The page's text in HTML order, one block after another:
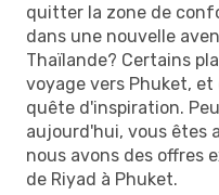
quitter la zone de
dans une nouvelle
Thaïlande? Certains
voyage vers Phuket,
quête d'inspiration.
aujourd'hui, vous êtes
nous avons des offres
de Riyad à Phuket.